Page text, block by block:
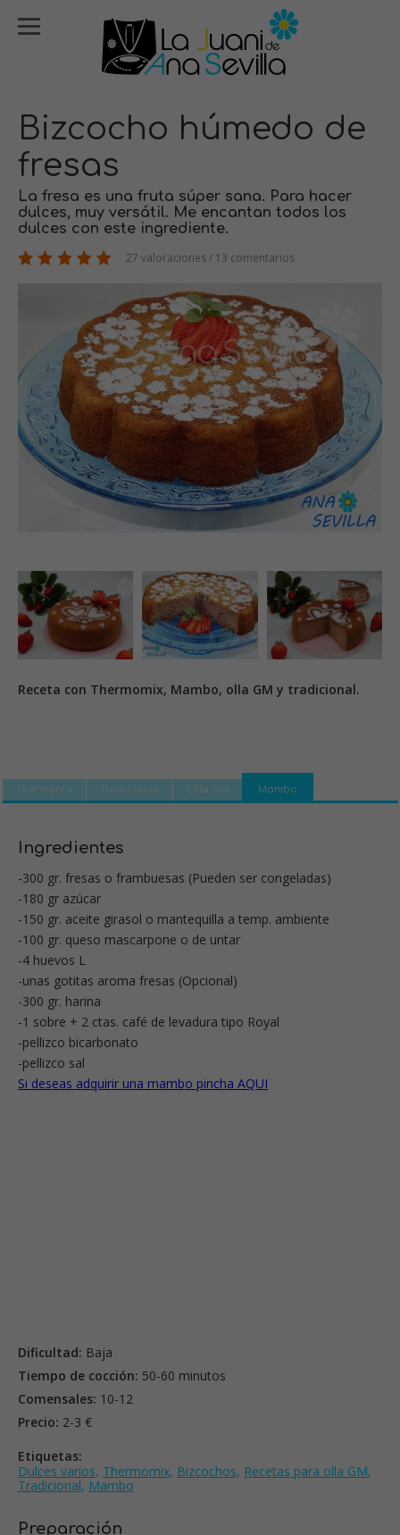
Bizcocho húmedo de
fresas
La fresa es una fruta súper sana. Para hacer
dulces, muy versátil. Me encantan todos los
dulces con este ingrediente.
27 valoraciones / 13 comentarios
Receta con Thermomix, Mambo, olla GM y tradicional.
Thermomix Tradicional Olla GM Mambo
Ingredientes
-300 gr. fresas o frambuesas (Pueden ser congeladas)
-180 gr azúcar
-150 gr. aceite girasol o mantequilla a temp. ambiente
-100 gr. queso mascarpone o de untar
-4 huevos L
-unas gotitas aroma fresas (Opcional)
-300 gr. harina
-1 sobre + 2 ctas. café de levadura tipo Royal
-pellizco bicarbonato
-pellizco sal
Si deseas adquirir una mambo pincha AQUI
Dificultad: Baja
Tiempo de cocción: 50-60 minutos
Comensales: 10-12
Precio: 2-3 €
Etiquetas:
Dulces varios, Thermomix, Bizcochos, Recetas para olla GM,
Tradicional, Mambo
Preparación